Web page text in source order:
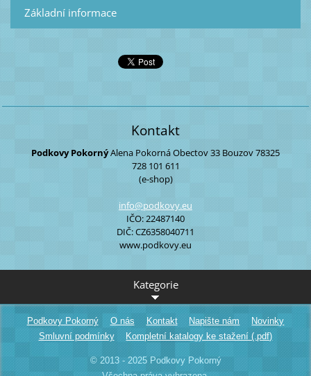
Základní informace
Kontakt
Podkovy PokornýAlena PokornáObectov 33 Bouzov78325
728 101 611
(e-shop)
info@podkovy.eu
IČO: 22487140
DIČ: CZ6358040711
www.podkovy.eu
Kategorie
Podkovy Pokorný O nás Kontakt Napište nám
Novinky
Smluvní podmínky
Kompletní katalogy ke stažení (.pdf)
© 2013 - 2025 Podkovy Pokorný